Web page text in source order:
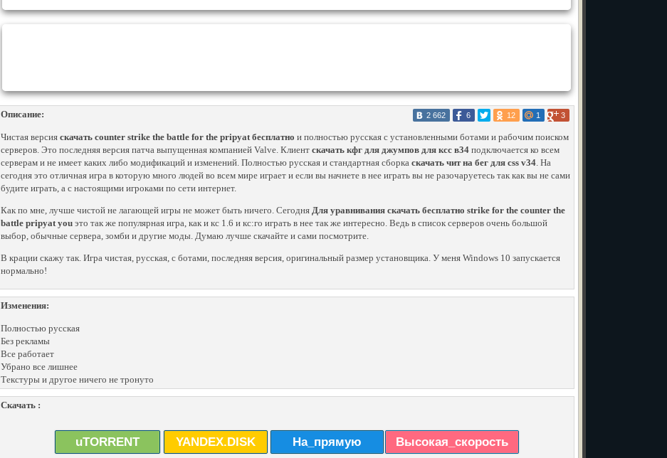
Описание: 2 662 6 12 1 3
Чистая версия скачать counter strike the battle for the pripyat бесплатно и полностью русская с установленными ботами и рабочим поиском
серверов. Это последняя версия патча выпущенная компанией Valve. Клиент скачать кфг для джумпов для ксс в34 подключается ко всем
серверам и не имеет каких либо модификаций и изменений. Полностью русская и стандартная сборка скачать чит на бег для css v34. На
сегодня это отличная игра в которую много людей во всем мире играет и если вы начнете в нее играть вы не разочаруетесь так как вы не сами
будите играть, а с настоящими игроками по сети интернет.
Как по мне, лучше чистой не лагающей игры не может быть ничего. Сегодня Для уравнивания скачать бесплатно strike for the counter the
battle pripyat you это так же популярная игра, как и кс 1.6 и кс:го играть в нее так же интересно. Ведь в список серверов очень большой
выбор, обычные сервера, зомби и другие моды. Думаю лучше скачайте и сами посмотрите.
В крации скажу так. Игра чистая, русская, с ботами, последняя версия, оригинальный размер установщика. У меня Windows 10 запускается
нормально!
Изменения:
Полностью русская
Без рекламы
Все работает
Убрано все лишнее
Текстуры и другое ничего не тронуто
Скачать :
uTORRENT YANDEX.DISK На_прямую Высокая_скорость